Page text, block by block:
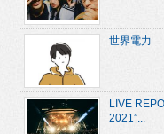
世界電力
LIVE
2021”...